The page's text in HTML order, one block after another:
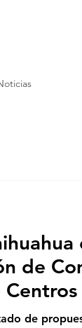
de
Laboral
de